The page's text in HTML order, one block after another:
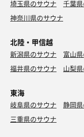
埼玉県のサウナ
千葉
神奈川県のサウナ
北陸・甲信越
新潟県のサウナ 富山
福井県のサウナ
山梨
東海
岐阜県のサウナ 静岡
三重県のサウナ